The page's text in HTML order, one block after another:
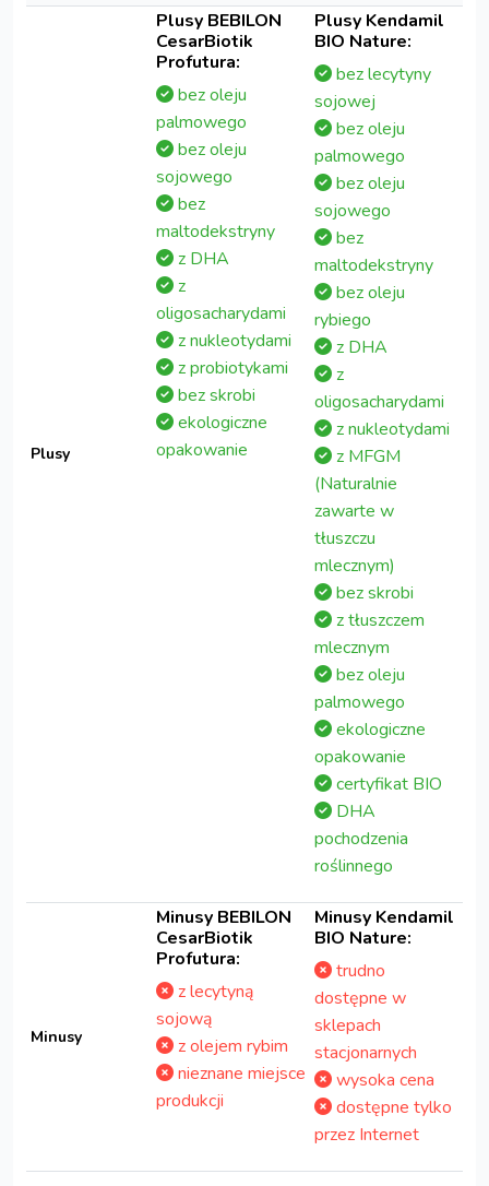
Plusy
Plusy BEBILON
CesarBiotik
Profutura:
bez oleju
palmowego
bez oleju
sojowego
bez
maltodekstryny
z DHA
z
oligosacharydami
z nukleotydami
z probiotykami
bez skrobi
ekologiczne
opakowanie
Plusy Kendamil
BIO Nature:
bez lecytyny
sojowej
bez oleju
palmowego
bez oleju
sojowego
bez
maltodekstryny
bez oleju
rybiego
z DHA
z
oligosacharydami
z nukleotydami
z MFGM
(Naturalnie
zawarte w
tłuszczu
mlecznym)
bez skrobi
z tłuszczem
mlecznym
bez oleju
palmowego
ekologiczne
opakowanie
certyfikat BIO
DHA
pochodzenia
roślinnego
Minusy
Minusy BEBILON
CesarBiotik
Profutura:
z lecytyną
sojową
z olejem rybim
nieznane miejsce
produkcji
Minusy Kendamil
BIO Nature:
trudno
dostępne w
sklepach
stacjonarnych
wysoka cena
dostępne tylko
przez Internet